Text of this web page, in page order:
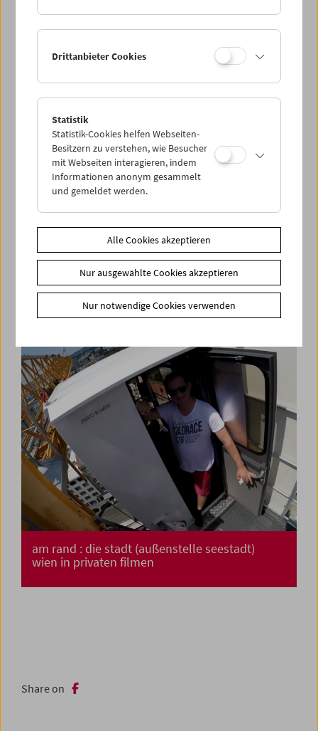
am rand : die stadt (außenstelle sandleiten)
wien in privaten filmen
am rand : die stadt (außenstelle seestadt)
wien in privaten filmen
Share on
Drittanbieter Cookies
Statistik
Statistik-Cookies helfen Webseiten-
Besitzern zu verstehen, wie Besucher
mit Webseiten interagieren, indem
Informationen anonym gesammelt
und gemeldet werden.
Alle Cookies akzeptieren
Nur ausgewählte Cookies akzeptieren
Nur notwendige Cookies verwenden